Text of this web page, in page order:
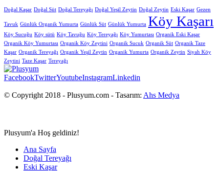
Doğal Kaşar Doğal Süt Doğal Tereyağı Doğal Yeşil Zeytin Doğal Zeytin Eski Kaşar Gezen
Tavuk Günlük Organik Yumurta Günlük Süt Günlük Yumurta Köy Kaşarı
Köy Sucuğu Köy sütü Köy Tavuğu Köy Tereyağı Köy Yumurtası Organik Eski Kaşar
Organik Köy Yumurtası Organik Köy Zeytini Organik Sucuk Organik Süt Organik Taze
Kaşar Organik Tereyağı Organik Yeşil Zeytin Organik Yumurta Organik Zeytin Siyah Köy
Zeytini Taze Kaşar Tereyağı
FacebookTwitterYoutubeInstagramLinkedin
© Copyright 2018 - Plusyum.com - Tasarım: Ahs Medya
Plusyum'a Hoş geldiniz!
Ana Sayfa
Doğal Tereyağı
Eski Kaşar